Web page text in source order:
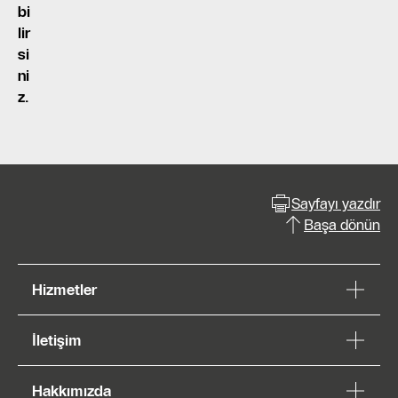
bi
lir
si
ni
z.
Sayfayı yazdır
Başa dönün
Hizmetler
İletişim
Hakkımızda